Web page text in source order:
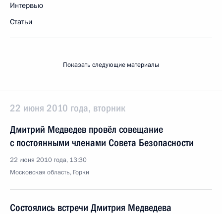
Интервью
Статьи
Показать следующие материалы
22 июня 2010 года, вторник
Дмитрий Медведев провёл совещание
с постоянными членами Совета Безопасности
22 июня 2010 года, 13:30
Московская область, Горки
Состоялись встречи Дмитрия Медведева